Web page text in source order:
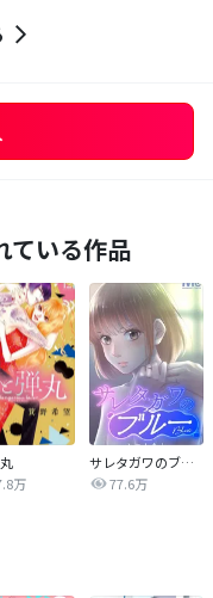
ている作品
万
サレタガワのブルー【タテヨミ】
77.6万